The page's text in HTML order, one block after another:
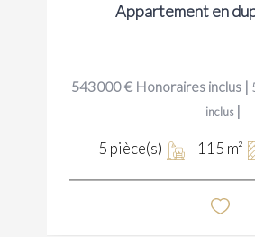
Appartement en
543 000 € Honoraires inclus |
inclus |
5 pièce(s) 115 m²